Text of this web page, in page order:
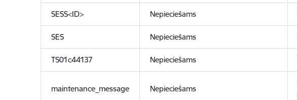
SESS<ID> Nepieciešams
SES Nepieciešams
TS01c44137 Nepieciešams
maintenance_message Nepieciešams